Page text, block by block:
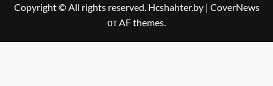
Copyright © All rights reserved. Hcshahter.by | CoverNews
от AF themes.